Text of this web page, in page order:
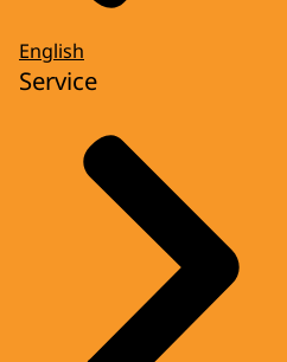
English
Service